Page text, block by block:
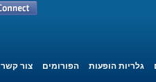
גלריות הופעות הפורומים צור קשר